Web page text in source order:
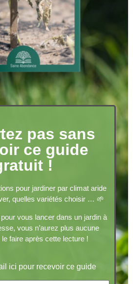
pas sans
ce guide
!
pour jardiner par climat aride
quelles variétés choisir … 🌱
vous lancer dans un jardin à
vous n’aurez plus aucune
faire après cette lecture !
ici pour recevoir ce guide